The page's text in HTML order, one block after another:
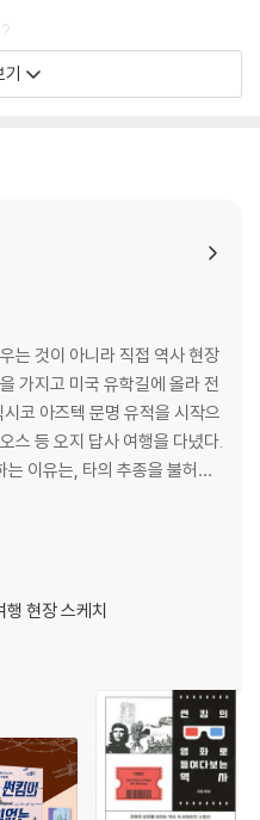
1차 대전의 서막
판하다
?
볼셰비키 혁명
는 것이 아니라 직접 역사 현장
가지고 미국 유학길에 올라 전
코 아즈텍 문명 유적을 시작으
스 등 오지 답사 여행을 다녔다.
이유는, 타의 추종을 불허하
오클립 랭킹 1위를 달성한 [썬
사 완전정복]을 연재했고, 이
현장 스케치